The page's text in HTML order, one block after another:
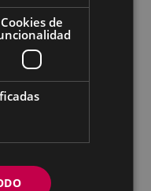
Ayuntamiento
1 | 20600 Eibar
943 70 84 16 |
L01200300
Cookies de